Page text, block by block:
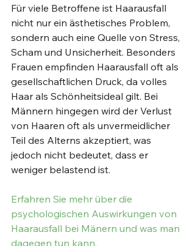
Für viele Betroffene ist Haarausfall
nicht nur ein ästhetisches Problem,
sondern auch eine Quelle von Stress,
Scham und Unsicherheit. Besonders
Frauen empfinden Haarausfall oft als
gesellschaftlichen Druck, da volles
Haar als Schönheitsideal gilt. Bei
Männern hingegen wird der Verlust
von Haaren oft als unvermeidlicher
Teil des Alterns akzeptiert, was
jedoch nicht bedeutet, dass er
weniger belastend ist.
Erfahren Sie mehr über die
psychologischen Auswirkungen von
Haarausfall bei Mänern und was man
dagegen tun kann.